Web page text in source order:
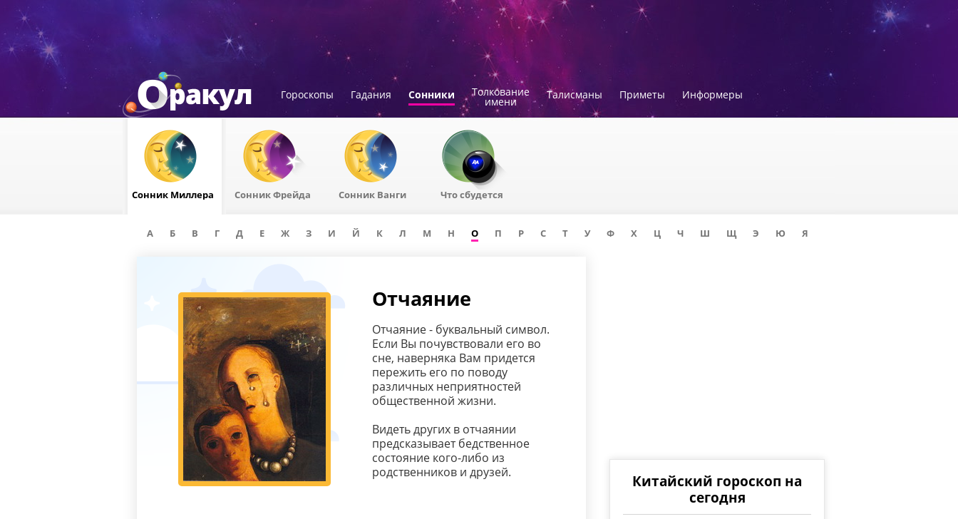
Гороскопы Гадания Сонники Толкование
имени
Талисманы Приметы Информеры
Сонник Миллера Сонник Фрейда Сонник Ванги Что сбудется
А Б В Г Д Е Ж З И Й К Л М Н О П Р С Т У Ф Х Ц Ч Ш Щ Э Ю Я
Отчаяние
Отчаяние - буквальный символ.
Если Вы почувствовали его во
сне, наверняка Вам придется
пережить его по поводу
различных неприятностей
общественной жизни.
Видеть других в отчаянии
предсказывает бедственное
состояние кого-либо из
родственников и друзей.
Китайский гороскоп на
сегодня